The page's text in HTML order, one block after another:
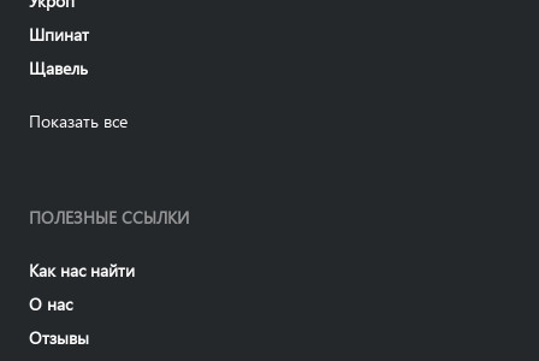
Шпинат
Щавель
Показать все
ПОЛЕЗНЫЕ ССЫЛКИ
Как нас найти
О нас
Отзывы